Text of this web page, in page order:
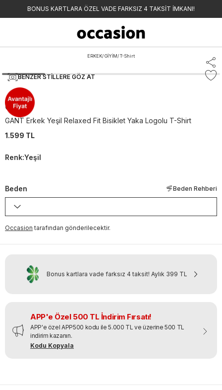
BONUS KARTLARA ÖZEL VADE FARKSIZ 4 TAKSİT İMKANI!
ERKEK/GİYİM/T-Shirt
BENZER STILLERE GÖZ AT
Gant
GANT Erkek Yeşil Relaxed Fit Bisiklet Yaka Logolu T-Shirt
1.599 TL
Renk:Yeşil
Beden Beden Rehberi
Occasion tarafından gönderilecektir.
Bonus kartlara vade farksız 4 taksit! Aylık 399 TL
APP'e Özel 500 TL İndirim Fırsatı!
APP'e özel APP500 kodu ile 5.000 TL ve üzerine 500 TL
indirim kazanın.
Kodu Kopyala